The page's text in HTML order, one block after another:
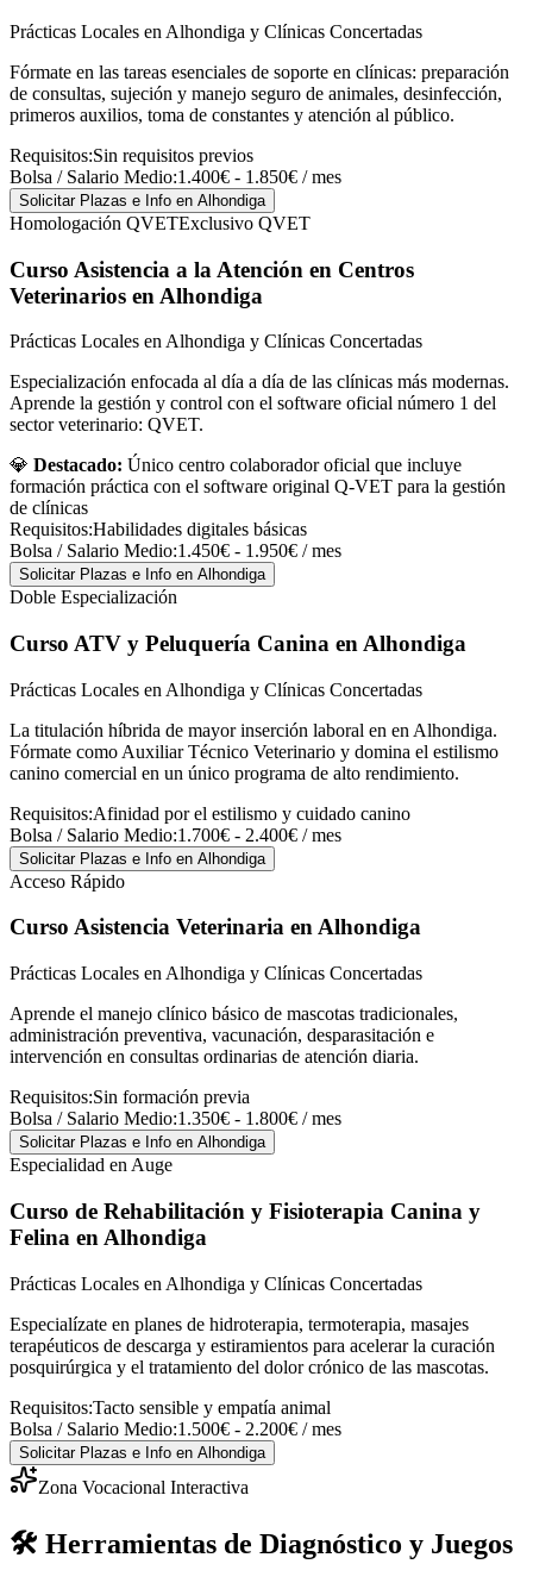
Prácticas Locales en Alhondiga y Clínicas Concertadas
Fórmate en las tareas esenciales de soporte en clínicas: preparación
de consultas, sujeción y manejo seguro de animales, desinfección,
primeros auxilios, toma de constantes y atención al público.
Requisitos:Sin requisitos previos
Bolsa / Salario Medio:1.400€ - 1.850€ / mes
Solicitar Plazas e Info en Alhondiga
Homologación QVETExclusivo QVET
Curso Asistencia a la Atención en Centros
Veterinarios en Alhondiga
Prácticas Locales en Alhondiga y Clínicas Concertadas
Especialización enfocada al día a día de las clínicas más modernas.
Aprende la gestión y control con el software oficial número 1 del
sector veterinario: QVET.
💎 Destacado: Único centro colaborador oficial que incluye
formación práctica con el software original Q-VET para la gestión
de clínicas
Requisitos:Habilidades digitales básicas
Bolsa / Salario Medio:1.450€ - 1.950€ / mes
Solicitar Plazas e Info en Alhondiga
Doble Especialización
Curso ATV y Peluquería Canina en Alhondiga
Prácticas Locales en Alhondiga y Clínicas Concertadas
La titulación híbrida de mayor inserción laboral en en Alhondiga.
Fórmate como Auxiliar Técnico Veterinario y domina el estilismo
canino comercial en un único programa de alto rendimiento.
Requisitos:Afinidad por el estilismo y cuidado canino
Bolsa / Salario Medio:1.700€ - 2.400€ / mes
Solicitar Plazas e Info en Alhondiga
Acceso Rápido
Curso Asistencia Veterinaria en Alhondiga
Prácticas Locales en Alhondiga y Clínicas Concertadas
Aprende el manejo clínico básico de mascotas tradicionales,
administración preventiva, vacunación, desparasitación e
intervención en consultas ordinarias de atención diaria.
Requisitos:Sin formación previa
Bolsa / Salario Medio:1.350€ - 1.800€ / mes
Solicitar Plazas e Info en Alhondiga
Especialidad en Auge
Curso de Rehabilitación y Fisioterapia Canina y
Felina en Alhondiga
Prácticas Locales en Alhondiga y Clínicas Concertadas
Especialízate en planes de hidroterapia, termoterapia, masajes
terapéuticos de descarga y estiramientos para acelerar la curación
posquirúrgica y el tratamiento del dolor crónico de las mascotas.
Requisitos:Tacto sensible y empatía animal
Bolsa / Salario Medio:1.500€ - 2.200€ / mes
Solicitar Plazas e Info en Alhondiga
Zona Vocacional Interactiva
🛠️ Herramientas de Diagnóstico y Juegos